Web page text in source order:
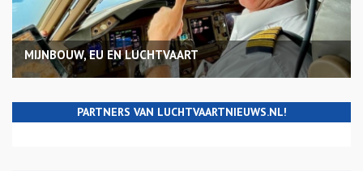
MIJNBOUW, EU EN LUCHTVAART
PARTNERS VAN LUCHTVAARTNIEUWS.NL!